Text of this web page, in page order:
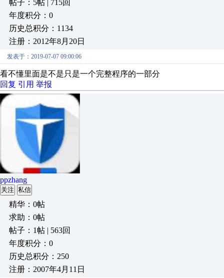
帖子：5帖 | 715回
年度积分：0
历史总积分：1134
注册：2012年8月20日
发表于：2019-07-07 09:00:06
看不懂里面是不是只是一个完整程序的一部分
回复 引用 举报
ppzhang
关注 私信
精华：0帖
求助：0帖
帖子：1帖 | 563回
年度积分：0
历史总积分：250
注册：2007年4月11日